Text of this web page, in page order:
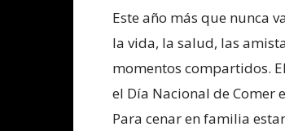
Este año más que nunca
la vida, la salud, las
momentos compartidos.
el Día Nacional de Comer
Para cenar en familia